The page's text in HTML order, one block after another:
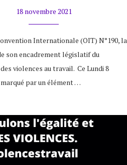
18 novembre 2021
Internationale (OIT) N°190, la
son encadrement législatif du
violences au travail. Ce Lundi 8
par un élément …